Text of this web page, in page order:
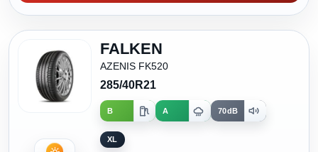
FALKEN
AZENIS FK520
285/40R21
B A 70dB
XL